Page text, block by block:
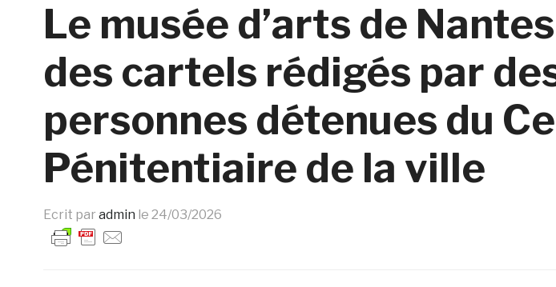
Le musée d’arts de
des cartels rédigés par
personnes détenues du
Pénitentiaire de la ville
Ecrit par admin le 24/03/2026